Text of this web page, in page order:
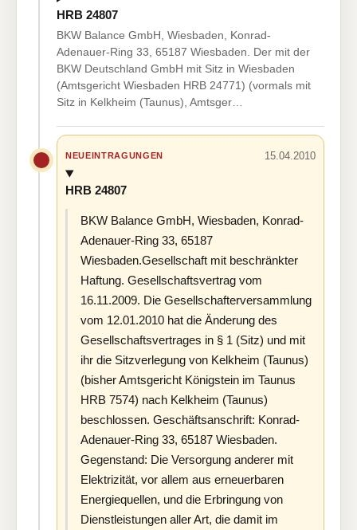
HRB 24807
BKW Balance GmbH, Wiesbaden, Konrad-
Adenauer-Ring 33, 65187 Wiesbaden. Der mit der
BKW Deutschland GmbH mit Sitz in Wiesbaden
(Amtsgericht Wiesbaden HRB 24771) (vormals mit
Sitz in Kelkheim (Taunus), Amtsger…
NEUEINTRAGUNGEN 15.04.2010
HRB 24807
BKW Balance GmbH, Wiesbaden, Konrad-
Adenauer-Ring 33, 65187
Wiesbaden.Gesellschaft mit beschränkter
Haftung. Gesellschaftsvertrag vom
16.11.2009. Die Gesellschafterversammlung
vom 12.01.2010 hat die Änderung des
Gesellschaftsvertrages in § 1 (Sitz) und mit
ihr die Sitzverlegung von Kelkheim (Taunus)
(bisher Amtsgericht Königstein im Taunus
HRB 7574) nach Kelkheim (Taunus)
beschlossen. Geschäftsanschrift: Konrad-
Adenauer-Ring 33, 65187 Wiesbaden.
Gegenstand: Die Versorgung anderer mit
Elektrizität, vor allem aus erneuerbaren
Energiequellen, und die Erbringung von
Dienstleistungen aller Art, die damit im